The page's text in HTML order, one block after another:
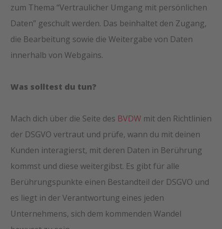
zum Thema “Vertraulicher Umgang mit persönlichen
Daten” geschult werden. Das beinhaltet den Zugang,
die Bearbeitung sowie die Weitergabe von Daten
innerhalb von Webgains.
Was solltest du tun?
Mach dich über die Seite des BVDW mit den Richtlinien
der DSGVO vertraut und prüfe, wann du mit deinen
Kunden interagierst, mit deren Daten in Berührung
kommst und diese weitergibst. Es gibt für alle
Berührungspunkte einen Bestandteil der DSGVO und
es liegt in der Verantwortung eines jeden
Unternehmens, sich dem kommenden Wandel